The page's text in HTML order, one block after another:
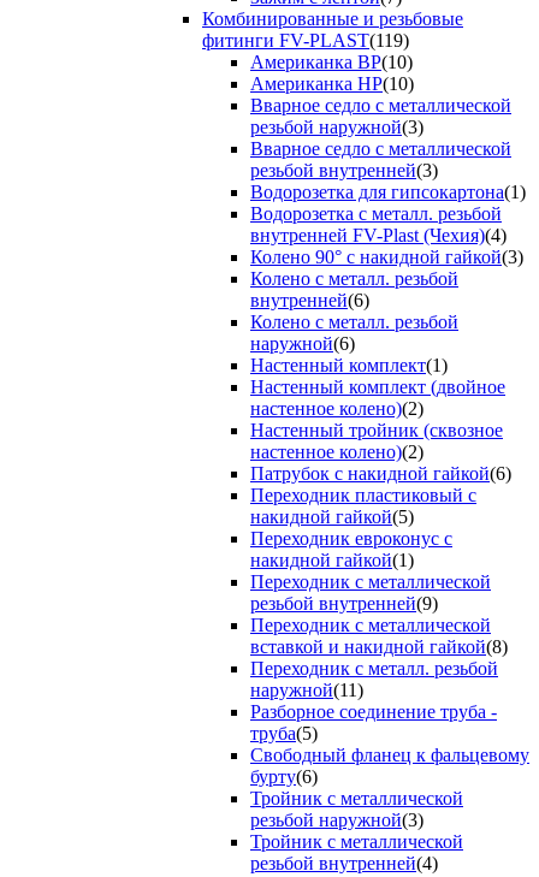
Комбинированные и резьбовые
фитинги FV-PLAST(119)
Американка ВР(10)
Американка НР(10)
Вварное седло с металлической
резьбой наружной(3)
Вварное седло с металлической
резьбой внутренней(3)
Водорозетка для гипсокартона(1)
Водорозетка с металл. резьбой
внутренней FV-Plast (Чехия)(4)
Колено 90° с накидной гайкой(3)
Колено с металл. резьбой
внутренней(6)
Колено с металл. резьбой
наружной(6)
Настенный комплект(1)
Настенный комплект (двойное
настенное колено)(2)
Настенный тройник (сквозное
настенное колено)(2)
Патрубок с накидной гайкой(6)
Переходник пластиковый с
накидной гайкой(5)
Переходник евроконус с
накидной гайкой(1)
Переходник с металлической
резьбой внутренней(9)
Переходник с металлической
вставкой и накидной гайкой(8)
Переходник с металл. резьбой
наружной(11)
Разборное соединение труба -
труба(5)
Свободный фланец к фальцевому
бурту(6)
Тройник с металлической
резьбой наружной(3)
Тройник с металлической
резьбой внутренней(4)